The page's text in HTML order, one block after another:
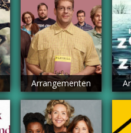
Arrangementen